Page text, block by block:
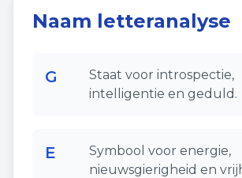
Naam letteranalyse
G
Staat voor introspectie,
intelligentie en geduld.
E
Symbool voor energie,
nieuwsgierigheid en